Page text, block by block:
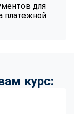
для
платежной
курс: